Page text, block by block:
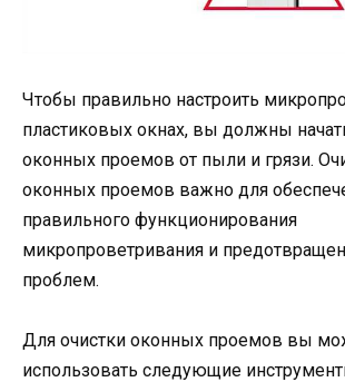
Чтобы правильно настроить
пластиковых окнах, вы должны
оконных проемов от пыли и грязи.
оконных проемов важно для
правильного функционирования
микропроветривания и
проблем.
Для очистки оконных проемов вы
использовать следующие